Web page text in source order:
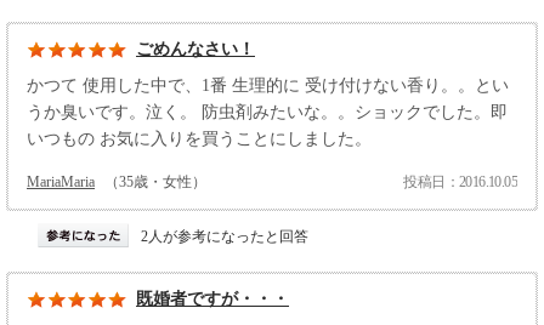
ごめんなさい！
かつて 使用した中で、1番 生理的に 受け付けない香り。。とい
うか臭いです。泣く。 防虫剤みたいな。。ショックでした。即
いつもの お気に入りを買うことにしました。
MariaMaria （35歳・女性） 投稿日：2016.10.05
2人が参考になったと回答
既婚者ですが・・・